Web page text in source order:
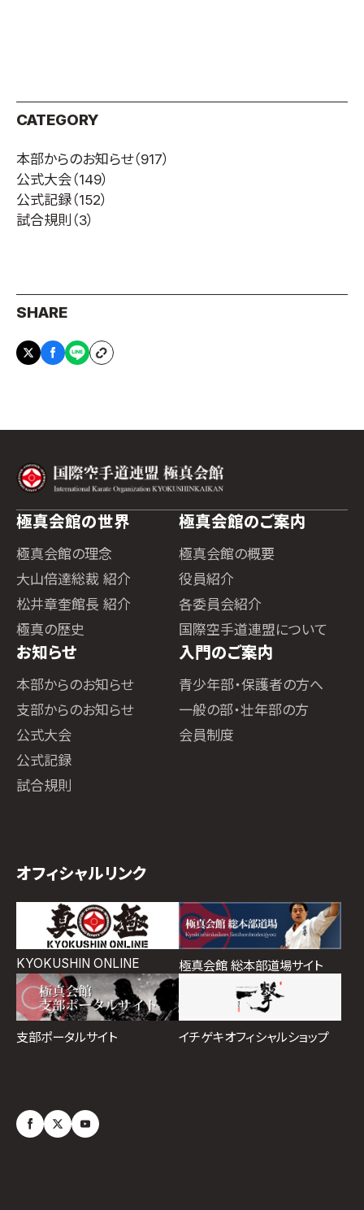
CATEGORY
本部からのお知らせ（917）
公式大会（149）
公式記録（152）
試合規則 （3）
SHARE
極真会館の世界
極真会館の理念
大山倍達総裁 紹介
松井章奎館長 紹介
極真の歴史
極真会館のご案内
極真会館の概要
役員紹介
各委員会紹介
国際空手道連盟について
お知らせ
本部からのお知らせ
支部からのお知らせ
公式大会
公式記録
試合規則
入門のご案内
青少年部・保護者の方へ
一般の部・壮年部の方
会員制度
オフィシャルリンク
KYOKUSHIN ONLINE 極真会館 総本部道場サイト
支部ポータルサイト イチゲキオフィシャルショップ